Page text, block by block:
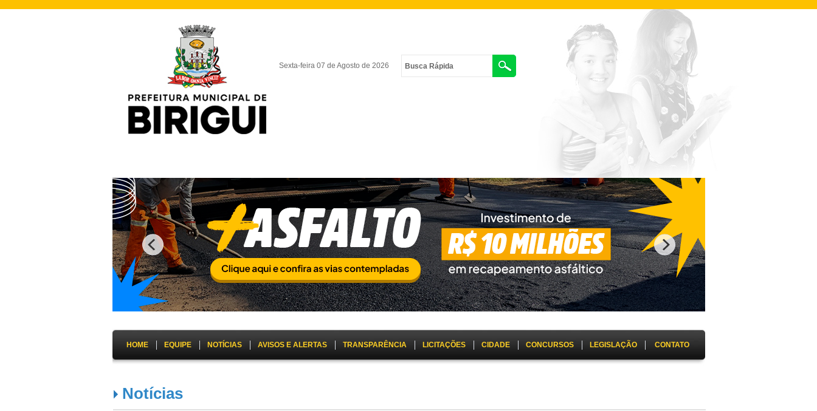
Sexta-feira 07 de Agosto de 2026
HOME EQUIPE NOTÍCIAS AVISOS E ALERTAS TRANSPARÊNCIA LICITAÇÕES CIDADE CONCURSOS LEGISLAÇÃO CONTATO
Notícias